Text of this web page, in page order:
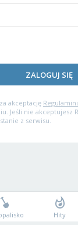
ZALOGUJ SIĘ
akceptację
Jeśli nie akceptujesz
z serwisu.
Hity